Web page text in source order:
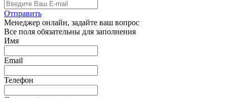
Отправить
Менеджер онлайн, задайте ваш вопрос
Все поля обязательны для заполнения
Имя
Email
Телефон